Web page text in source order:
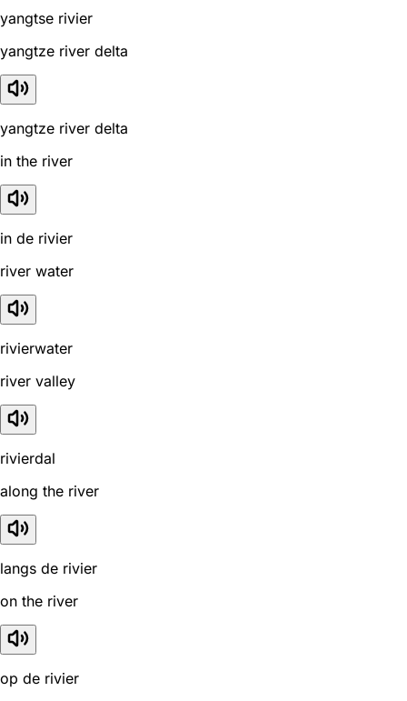
yangtse rivier
yangtze river delta
yangtze river delta
in the river
in de rivier
river water
rivierwater
river valley
rivierdal
along the river
langs de rivier
on the river
op de rivier